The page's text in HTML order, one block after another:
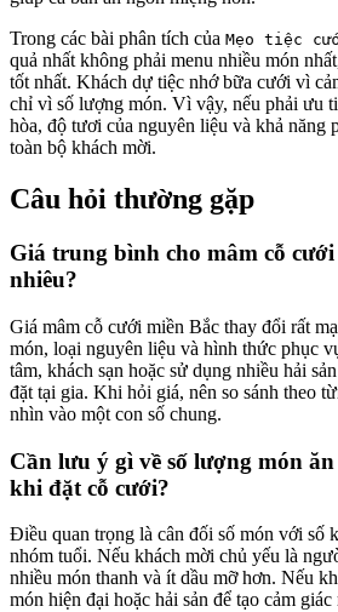
Trong các bài phân tích của Mẹo tiệc
quả nhất không phải menu nhiều món
tốt nhất. Khách dự tiệc nhớ bữa cưới vì
chỉ vì số lượng món. Vì vậy, nếu phải ưu
hòa, độ tươi của nguyên liệu và khả năng
toàn bộ khách mời.
Câu hỏi thường gặp
Giá trung bình cho mâm cỗ
nhiêu?
Giá mâm cỗ cưới miền Bắc thay đổi rất
món, loại nguyên liệu và hình thức phục
tâm, khách sạn hoặc sử dụng nhiều hải
đặt tại gia. Khi hỏi giá, nên so sánh theo
nhìn vào một con số chung.
Cần lưu ý gì về số lượng món
khi đặt cỗ cưới?
Điều quan trọng là cân đối số món với số
nhóm tuổi. Nếu khách mời chủ yếu là
nhiều món thanh và ít dầu mỡ hơn. Nếu
món hiện đại hoặc hải sản để tạo cảm giác